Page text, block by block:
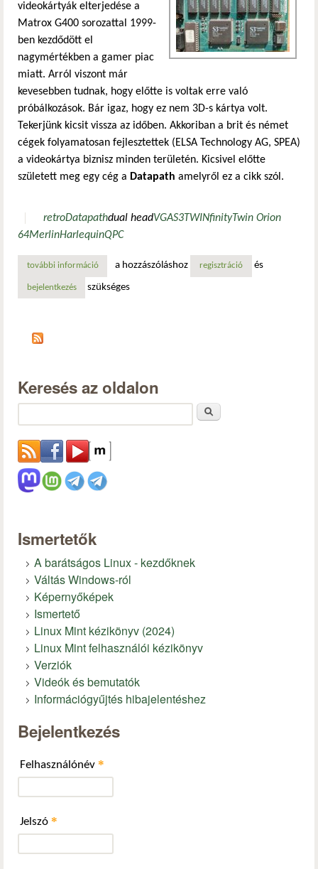
videokártyák elterjedése a
Matrox G400 sorozattal 1999-
ben kezdődött el
nagymértékben a gamer piac
miatt. Arról viszont már
kevesebben tudnak, hogy előtte is voltak erre való
próbálkozások. Bár igaz, hogy ez nem 3D-s kártya volt.
Tekerjünk kicsit vissza az időben. Akkoriban a brit és német
cégek folyamatosan fejlesztettek (ELSA Technology AG, SPEA)
a videokártya biznisz minden területén. Kicsivel előtte
született meg egy cég a Datapath amelyről ez a cikk szól.
retroDatapathdual headVGAS3TWINfinityTwin Orion
64MerlinHarlequinQPC
további információretró: két videókimenettel (dual head) rendelkező kártyák
a hozzászóláshoz regisztráció és
bejelentkezés szükséges
Keresés az oldalon
Ismertetők
A barátságos Linux - kezdőknek
Váltás Windows-ról
Képernyőképek
Ismertető
Linux Mint kézikönyv (2024)
Linux Mint felhasználói kézikönyv
Verziók
Videók és bemutatók
Információgyűjtés hibajelentéshez
Bejelentkezés
Felhasználónév *
Jelszó *